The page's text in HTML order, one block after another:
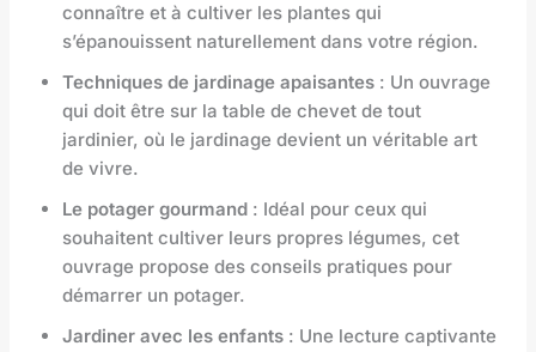
connaître et à cultiver les plantes qui
s’épanouissent naturellement dans votre région.
Techniques de jardinage apaisantes : Un ouvrage
qui doit être sur la table de chevet de tout
jardinier, où le jardinage devient un véritable art
de vivre.
Le potager gourmand : Idéal pour ceux qui
souhaitent cultiver leurs propres légumes, cet
ouvrage propose des conseils pratiques pour
démarrer un potager.
Jardiner avec les enfants : Une lecture captivante